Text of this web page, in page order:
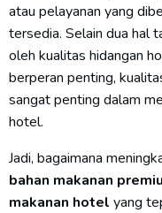
atau pelayanan yang
tersedia. Selain dua hal
oleh kualitas hidangan
berperan penting,
sangat penting dalam
hotel.
Jadi, bagaimana
bahan makanan
makanan hotel yang